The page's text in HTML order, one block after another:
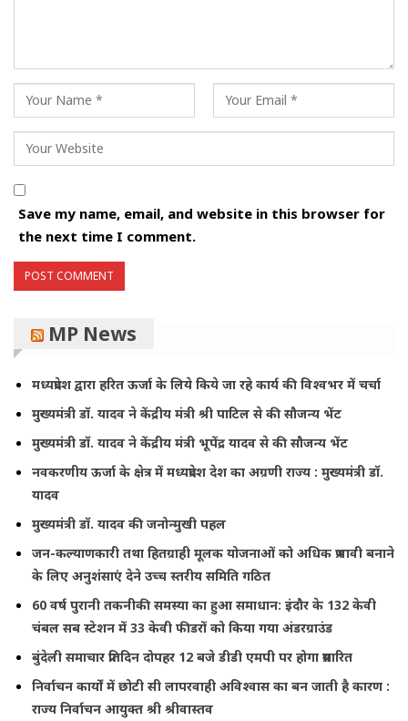
Save my name, email, and website in this browser for
the next time I comment.
MP News
मध्यप्रदेश द्वारा हरित ऊर्जा के लिये किये जा रहे कार्य की विश्वभर में चर्चा
मुख्यमंत्री डॉ. यादव ने केंद्रीय मंत्री श्री पाटिल से की सौजन्य भेंट
मुख्यमंत्री डॉ. यादव ने केंद्रीय मंत्री भूपेंद्र यादव से की सौजन्य भेंट
नवकरणीय ऊर्जा के क्षेत्र में मध्यप्रदेश देश का अग्रणी राज्य : मुख्यमंत्री डॉ.
यादव
मुख्यमंत्री डॉ. यादव की जनोन्मुखी पहल
जन-कल्याणकारी तथा हितग्राही मूलक योजनाओं को अधिक प्रभावी बनाने
के लिए अनुशंसाएं देने उच्च स्तरीय समिति गठित
60 वर्ष पुरानी तकनीकी समस्या का हुआ समाधान: इंदौर के 132 केवी
चंबल सब स्टेशन में 33 केवी फीडरों को किया गया अंडरग्राउंड
बुंदेली समाचार प्रतिदिन दोपहर 12 बजे डीडी एमपी पर होगा प्रसारित
निर्वाचन कार्यों में छोटी सी लापरवाही अविश्वास का बन जाती है कारण :
राज्य निर्वाचन आयुक्त श्री श्रीवास्तव